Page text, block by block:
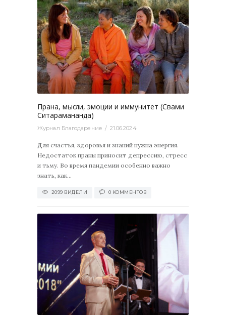
Прана, мысли, эмоции и иммунитет (Свами
Ситарамананда)
Журнал Благодарение 21.06.2024
Для счастья, здоровья и знаний нужна энергия.
Недостаток праны приносит депрессию, стресс
и тьму. Во время пандемии особенно важно
знать, как...
2099 ВИДЕЛИ 0 КОММЕНТОВ